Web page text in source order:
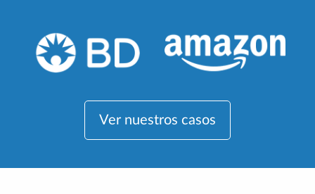
Ver nuestros casos